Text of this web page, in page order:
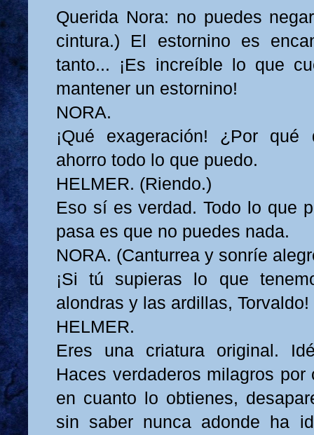
Querida Nora: no puedes
cintura.) El estornino es
tanto... ¡Es increíble lo que
mantener un estornino!
NORA.
¡Qué exageración! ¿Por
ahorro todo lo que puedo.
HELMER. (Riendo.)
Eso sí es verdad. Todo lo que
pasa es que no puedes nada.
NORA. (Canturrea y sonríe
¡Si tú supieras lo que
alondras y las ardillas, Torvaldo!
HELMER.
Eres una criatura original.
Haces verdaderos milagros por
en cuanto lo obtienes,
sin saber nunca adonde ha